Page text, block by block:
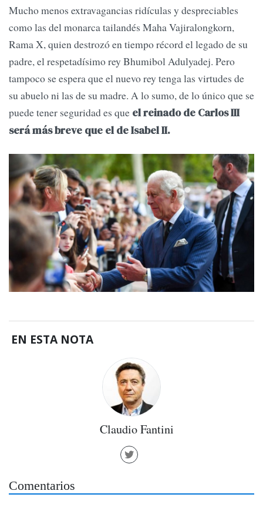
Mucho menos extravagancias ridículas y despreciables
como las del monarca tailandés Maha Vajiralongkorn,
Rama X, quien destrozó en tiempo récord el legado de su
padre, el respetadísimo rey Bhumibol Adulyadej. Pero
tampoco se espera que el nuevo rey tenga las virtudes de
su abuelo ni las de su madre. A lo sumo, de lo único que se
puede tener seguridad es que el reinado de Carlos III
será más breve que el de Isabel II.
EN ESTA NOTA
Claudio Fantini
Comentarios